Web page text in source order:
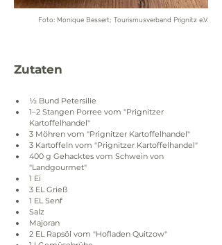
Foto: Monique Bessert; Tourismusverband Prignitz e.V.
Zutaten
½ Bund Petersilie
1–2 Stangen Porree vom "Prignitzer
Kartoffelhandel"
3 Möhren vom "Prignitzer Kartoffelhandel"
3 Kartoffeln vom "Prignitzer Kartoffelhandel"
400 g Gehacktes vom Schwein von
"Landgourmet"
1 Ei
3 EL Grieß
1 EL Senf
Salz
Majoran
2 EL Rapsöl vom "Hofladen Quitzow"